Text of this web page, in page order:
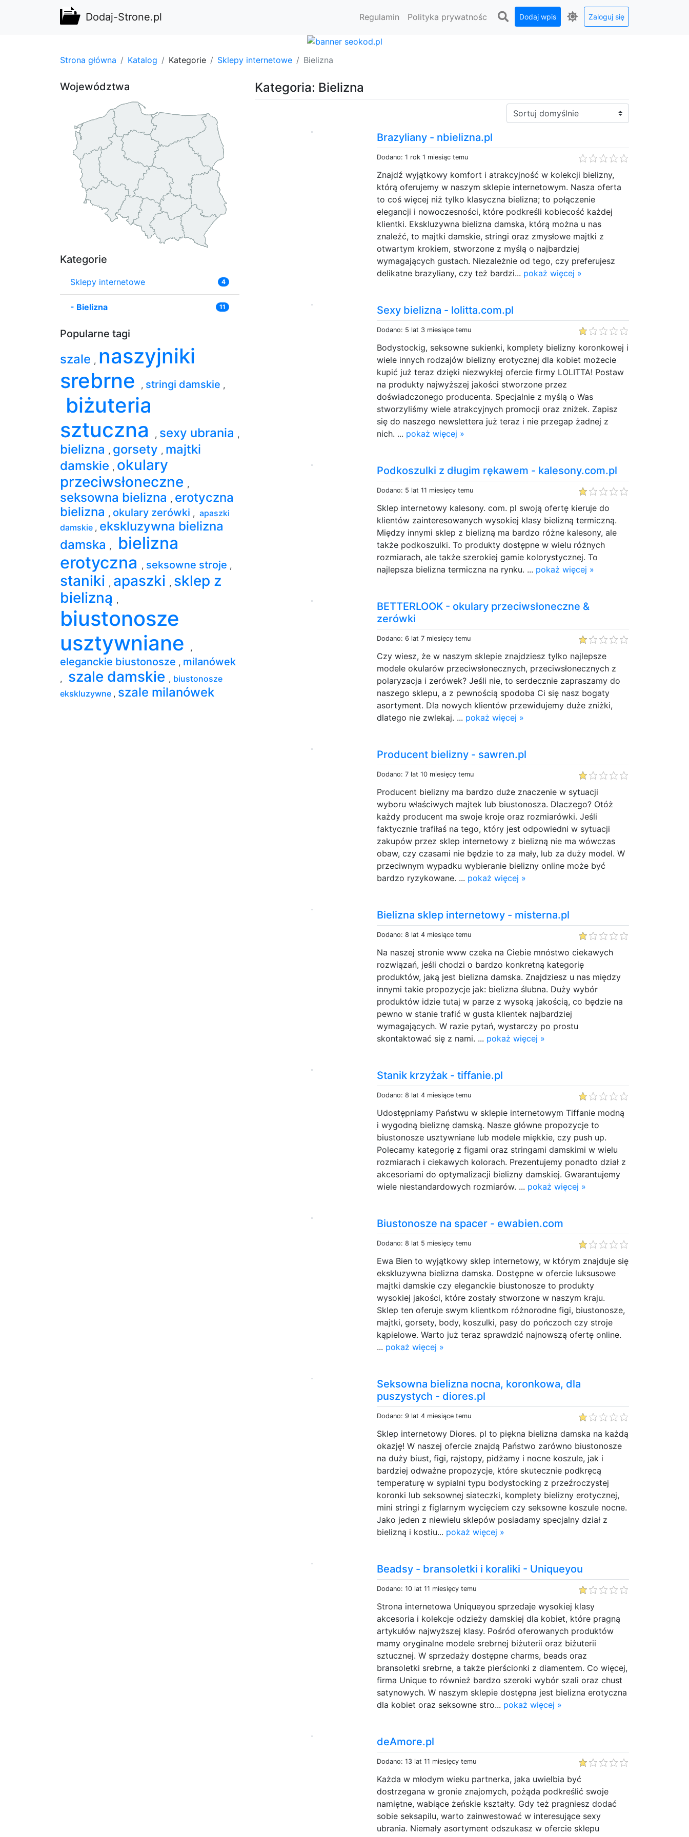
Dodaj-Strone.pl Regulamin Polityka prywatnośc Dodaj wpis Zaloguj się
Strona główna Katalog Kategorie Sklepy internetowe Bielizna
Kategoria: Bielizna
Sortuj:
Brazyliany - nbielizna.pl
Dodano: 1 rok 1 miesiąc temu
Znajdź wyjątkowy komfort i atrakcyjność w kolekcji bielizny,
którą oferujemy w naszym sklepie internetowym. Nasza oferta
to coś więcej niż tylko klasyczna bielizna; to połączenie
elegancji i nowoczesności, które podkreśli kobiecość każdej
klientki. Ekskluzywna bielizna damska, którą można u nas
znaleźć, to majtki damskie, stringi oraz zmysłowe majtki z
otwartym krokiem, stworzone z myślą o najbardziej
wymagających gustach. Niezależnie od tego, czy preferujesz
delikatne brazyliany, czy też bardzi... pokaż więcej »
Sexy bielizna - lolitta.com.pl
Dodano: 5 lat 3 miesiące temu
Bodystockig, seksowne sukienki, komplety bielizny koronkowej i
wiele innych rodzajów bielizny erotycznej dla kobiet możecie
kupić już teraz dzięki niezwykłej ofercie firmy LOLITTA! Postaw
na produkty najwyższej jakości stworzone przez
doświadczonego producenta. Specjalnie z myślą o Was
stworzyliśmy wiele atrakcyjnych promocji oraz zniżek. Zapisz
się do naszego newslettera już teraz i nie przegap żadnej z
nich. ... pokaż więcej »
Podkoszulki z długim rękawem - kalesony.com.pl
Dodano: 5 lat 11 miesięcy temu
Sklep internetowy kalesony. com. pl swoją ofertę kieruje do
klientów zainteresowanych wysokiej klasy bielizną termiczną.
Między innymi sklep z bielizną ma bardzo różne kalesony, ale
także podkoszulki. To produkty dostępne w wielu różnych
rozmiarach, ale także szerokiej gamie kolorystycznej. To
najlepsza bielizna termiczna na rynku. ... pokaż więcej »
BETTERLOOK - okulary przeciwsłoneczne &
zerówki
Dodano: 6 lat 7 miesięcy temu
Czy wiesz, że w naszym sklepie znajdziesz tylko najlepsze
modele okularów przeciwsłonecznych, przeciwsłonecznych z
polaryzacja i zerówek? Jeśli nie, to serdecznie zapraszamy do
naszego sklepu, a z pewnością spodoba Ci się nasz bogaty
asortyment. Dla nowych klientów przewidujemy duże zniżki,
dlatego nie zwlekaj. ... pokaż więcej »
Producent bielizny - sawren.pl
Dodano: 7 lat 10 miesięcy temu
Producent bielizny ma bardzo duże znaczenie w sytuacji
wyboru właściwych majtek lub biustonosza. Dlaczego? Otóż
każdy producent ma swoje kroje oraz rozmiarówki. Jeśli
faktycznie trafiłaś na tego, który jest odpowiedni w sytuacji
zakupów przez sklep internetowy z bielizną nie ma wówczas
obaw, czy czasami nie będzie to za mały, lub za duży model. W
przeciwnym wypadku wybieranie bielizny online może być
bardzo ryzykowane. ... pokaż więcej »
Bielizna sklep internetowy - misterna.pl
Dodano: 8 lat 4 miesiące temu
Na naszej stronie www czeka na Ciebie mnóstwo ciekawych
rozwiązań, jeśli chodzi o bardzo konkretną kategorię
produktów, jaką jest bielizna damska. Znajdziesz u nas między
innymi takie propozycje jak: bielizna ślubna. Duży wybór
produktów idzie tutaj w parze z wysoką jakością, co będzie na
pewno w stanie trafić w gusta klientek najbardziej
wymagających. W razie pytań, wystarczy po prostu
skontaktować się z nami. ... pokaż więcej »
Stanik krzyżak - tiffanie.pl
Dodano: 8 lat 4 miesiące temu
Udostępniamy Państwu w sklepie internetowym Tiffanie modną
i wygodną bieliznę damską. Nasze główne propozycje to
biustonosze usztywniane lub modele miękkie, czy push up.
Polecamy kategorię z figami oraz stringami damskimi w wielu
rozmiarach i ciekawych kolorach. Prezentujemy ponadto dział z
akcesoriami do optymalizacji bielizny damskiej. Gwarantujemy
wiele niestandardowych rozmiarów. ... pokaż więcej »
Biustonosze na spacer - ewabien.com
Dodano: 8 lat 5 miesięcy temu
Ewa Bien to wyjątkowy sklep internetowy, w którym znajduje się
ekskluzywna bielizna damska. Dostępne w ofercie luksusowe
majtki damskie czy eleganckie biustonosze to produkty
wysokiej jakości, które zostały stworzone w naszym kraju.
Sklep ten oferuje swym klientkom różnorodne figi, biustonosze,
majtki, gorsety, body, koszulki, pasy do pończoch czy stroje
kąpielowe. Warto już teraz sprawdzić najnowszą ofertę online.
... pokaż więcej »
Seksowna bielizna nocna, koronkowa, dla
puszystych - diores.pl
Dodano: 9 lat 4 miesiące temu
Sklep internetowy Diores. pl to piękna bielizna damska na każdą
okazję! W naszej ofercie znajdą Państwo zarówno biustonosze
na duży biust, figi, rajstopy, pidżamy i nocne koszule, jak i
bardziej odważne propozycje, które skutecznie podkręcą
temperaturę w sypialni typu bodystocking z przeźroczystej
koronki lub seksownej siateczki, komplety bielizny erotycznej,
mini stringi z figlarnym wycięciem czy seksowne koszule nocne.
Jako jeden z niewielu sklepów posiadamy specjalny dział z
bielizną i kostiu... pokaż więcej »
Beadsy - bransoletki i koraliki - Uniqueyou
Dodano: 10 lat 11 miesięcy temu
Strona internetowa Uniqueyou sprzedaje wysokiej klasy
akcesoria i kolekcje odzieży damskiej dla kobiet, które pragną
artykułów najwyższej klasy. Pośród oferowanych produktów
mamy oryginalne modele srebrnej biżuterii oraz biżuterii
sztucznej. W sprzedaży dostępne charms, beads oraz
bransoletki srebrne, a także pierścionki z diamentem. Co więcej,
firma Unique to również bardzo szeroki wybór szali oraz chust
satynowych. W naszym sklepie dostępna jest bielizna erotyczna
dla kobiet oraz seksowne stro... pokaż więcej »
deAmore.pl
Dodano: 13 lat 11 miesięcy temu
Każda w młodym wieku partnerka, jaka uwielbia być
dostrzegana w gronie znajomych, pożąda podkreślić swoje
namiętne, wabiące żeńskie kształty. Gdy też pragniesz dodać
sobie seksapilu, warto zainwestować w interesujące sexy
ubrania. Niemały asortyment odszukasz w ofercie sklepu
Województwa
Kategorie
Sklepy internetowe 4
- Bielizna 11
Popularne tagi
szale , naszyjniki
srebrne
, stringi damskie ,
biżuteria
sztuczna
, sexy ubrania ,
bielizna , gorsety , majtki
damskie , okulary
przeciwsłoneczne ,
seksowna bielizna , erotyczna
bielizna , okulary zerówki , apaszki
damskie , ekskluzywna bielizna
damska ,
bielizna
erotyczna , seksowne stroje ,
staniki , apaszki , sklep z
bielizną ,
biustonosze
usztywniane
,
eleganckie biustonosze , milanówek
, szale damskie , biustonosze
ekskluzywne , szale milanówek